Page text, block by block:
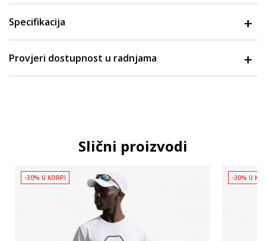
Specifikacija
Provjeri dostupnost u radnjama
Slični proizvodi
-30% U KORPI -30% U